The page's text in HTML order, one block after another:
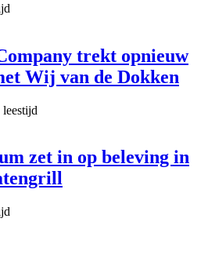
trekt opnieuw
Wij van de Dokken
zet in op beleving in